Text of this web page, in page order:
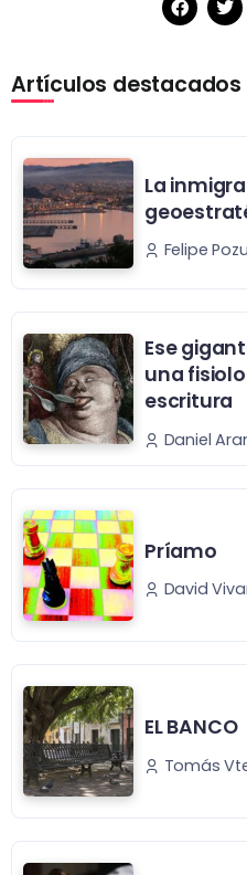
Artículos destacados
La
Felipe
Ese
una
escritura
Daniel
Príamo
David
EL BANCO
Tomás